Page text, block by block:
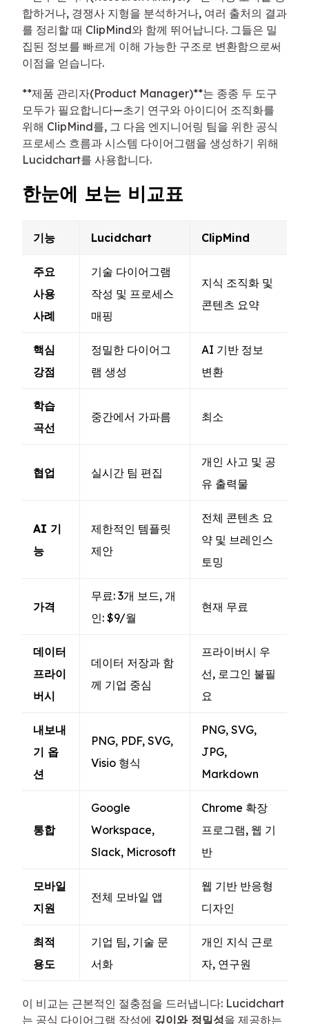
합하거나, 경쟁사 지형을 분석하거나, 여러 출처의 결과
를 정리할 때 ClipMind와 함께 뛰어납니다. 그들은 밀
집된 정보를 빠르게 이해 가능한 구조로 변환함으로써
이점을 얻습니다.
**제품 관리자(Product Manager)**는 종종 두 도구
모두가 필요합니다—초기 연구와 아이디어 조직화를
위해 ClipMind를, 그 다음 엔지니어링 팀을 위한 공식
프로세스 흐름과 시스템 다이어그램을 생성하기 위해
Lucidchart를 사용합니다.
한눈에 보는 비교표
기능 Lucidchart ClipMind
주요
사용
사례
기술 다이어그램
작성 및 프로세스
매핑
지식 조직화 및
콘텐츠 요약
핵심
강점
정밀한 다이어그
램 생성
AI 기반 정보
변환
학습
곡선
중간에서 가파름 최소
협업 실시간 팀 편집
개인 사고 및 공
유 출력물
AI 기
능
제한적인 템플릿
제안
전체 콘텐츠 요
약 및 브레인스
토밍
가격
무료: 3개 보드, 개
인: $9/월
현재 무료
데이터
프라이
버시
데이터 저장과 함
께 기업 중심
프라이버시 우
선, 로그인 불필
요
내보내
기 옵
션
PNG, PDF, SVG,
Visio 형식
PNG, SVG,
JPG,
Markdown
통합
Google
Workspace,
Slack, Microsoft
Chrome 확장
프로그램, 웹 기
반
모바일
지원
전체 모바일 앱
웹 기반 반응형
디자인
최적
용도
기업 팀, 기술 문
서화
개인 지식 근로
자, 연구원
이 비교는 근본적인 절충점을 드러냅니다: Lucidchart
는 공식 다이어그램 작성에 깊이와 정밀성을 제공하는